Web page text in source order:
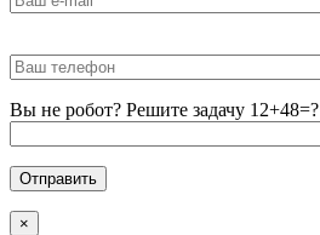
Вы не робот? Решите задачу 12+48=?
×